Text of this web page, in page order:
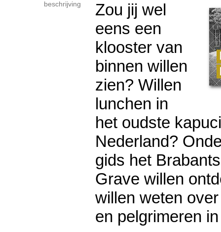
beschrijving
Zou jij wel
eens een
klooster van
binnen willen
zien? Willen
lunchen in
het oudste
Nederland?
gids het
Grave willen
willen weten
en pelgrimeren